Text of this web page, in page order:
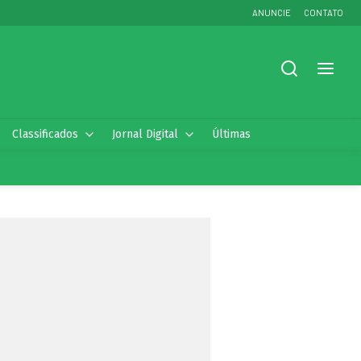
ANUNCIE CONTATO
Classificados Jornal Digital Últimas